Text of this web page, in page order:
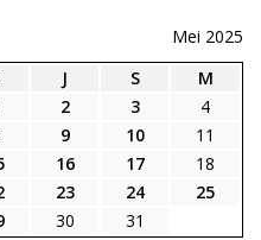
Mei 2025
J S
M
2 3
4
9 10
11
16 17
18
23 24
25
30 31